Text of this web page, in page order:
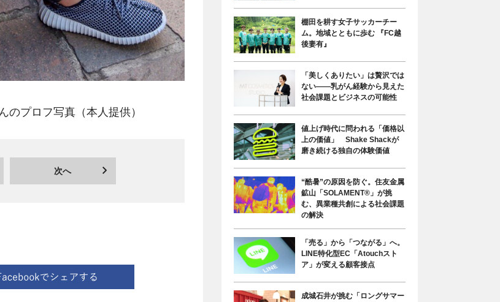
のプロフ写真（本人提供）
次へ
棚田を耕す女子サッカーチー
ム。地域とともに歩む 『FC越
後妻有』
「美しくありたい」は贅沢では
ない――乳がん経験から見えた
社会課題とビジネスの可能性
値上げ時代に問われる「価格以
上の価値」 Shake Shackが
磨き続ける独自の体験価値
“酷暑”の原因を防ぐ。住友金属
鉱山「SOLAMENT®」が挑
む、異業種共創による社会課題
の解決
「売る」から「つながる」へ。
LINE特化型EC「Atouchスト
ア」が変える顧客接点
成城石井が挑む「ロングサマー